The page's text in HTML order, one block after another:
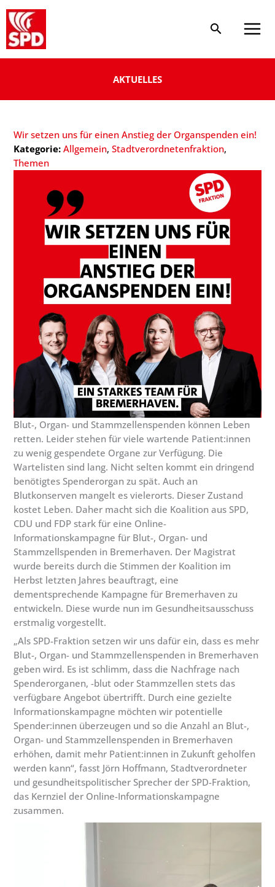
Zum
Inhalt
springen
AKTUELLES
Wir setzen uns für einen Anstieg der Organspenden ein!
Kategorie: Allgemein, Stadtverordnetenfraktion
Themen
Blut-, Organ- und Stammzellenspenden können Leben
retten. Leider stehen für viele wartende Patient:innen
zu wenig gespendete Organe zur Verfügung. Die
Wartelisten sind lang. Nicht selten kommt ein dringend
benötigtes Spenderorgan zu spät. Auch an
Blutkonserven mangelt es vielerorts. Dieser Zustand
kostet Leben. Daher macht sich die Koalition aus SPD,
CDU und FDP stark für eine Online-
Informationskampagne für Blut-, Organ- und
Stammzellspenden in Bremerhaven. Der Magistrat
wurde bereits durch die Stimmen der Koalition im
Herbst letzten Jahres beauftragt, eine
dementsprechende Kampagne für Bremerhaven zu
entwickeln. Diese wurde nun im Gesundheitsausschuss
erstmalig vorgestellt.
„Als SPD-Fraktion setzen wir uns dafür ein, dass es mehr
Blut-, Organ- und Stammzellenspenden in Bremerhaven
geben wird. Es ist schlimm, dass die Nachfrage nach
Spenderorganen, -blut oder Stammzellen stets das
verfügbare Angebot übertrifft. Durch eine gezielte
Informationskampagne möchten wir potentielle
Spender:innen überzeugen und so die Anzahl an Blut-,
Organ- und Stammzellenspenden in Bremerhaven
erhöhen, damit mehr Patient:innen in Zukunft geholfen
werden kann“, fasst Jörn Hoffmann, Stadtverordneter
und gesundheitspolitischer Sprecher der SPD-Fraktion,
das Kernziel der Online-Informationskampagne
zusammen.